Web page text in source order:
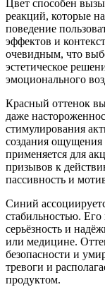
Цвет способен
реакций, которые
поведение
эффектов и
очевидным, что
эстетическое
эмоционального
Красный оттенок
даже
стимулирования
создания ощущения
применяется для
призывов к
пассивность и
Синий
стабильностью.
серьёзность и
или медицине.
безопасности и
тревоги и
продуктом.